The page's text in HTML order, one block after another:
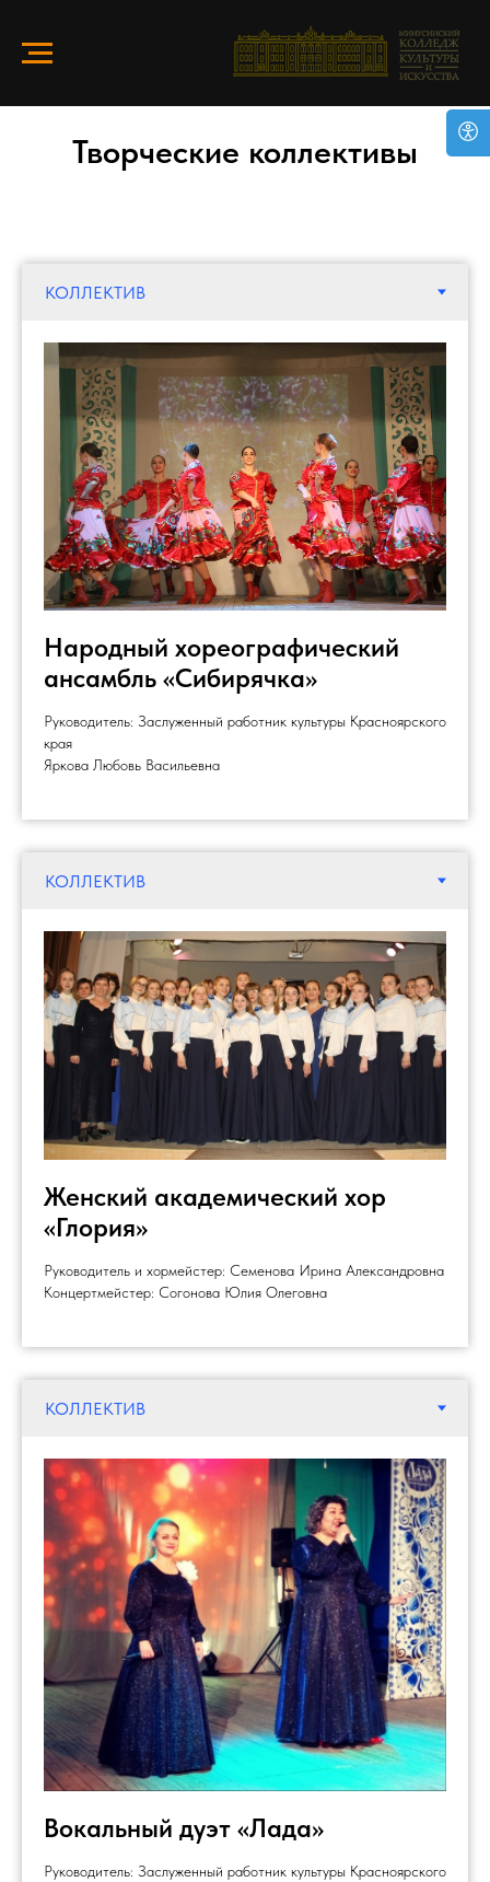
Творческие коллективы
Народный хореографический
ансамбль «Сибирячка»
Руководитель: Заслуженный работник культуры Красноярского
края
Яркова Любовь Васильевна
Женский академический хор
«Глория»
Руководитель и хормейстер: Семенова Ирина Александровна
Концертмейстер: Согонова Юлия Олеговна
Вокальный дуэт «Лада»
Руководитель: Заслуженный работник культуры Красноярского